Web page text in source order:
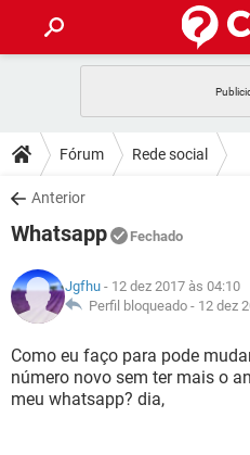
CELULAR
OUTLOOK
INSTAGRAM
GUIA DE COMPRAS
DICAS
JOGOS
INSTAGRAM
GUIA DE COMPRAS
DOWNLOADS
JOGOS
CELULAR
OUTLOOK
INSTAGRAM
GUIA DE COMPRAS
JOGOS
CELULAR
OUTLOOK
INSTAGRAM
GLOSSÁRIO
CELULAR
Fórum Rede social
Anterior
Whatsapp Fechado
Jgfhu - 12 dez 2017 às 04:10
Perfil bloqueado - 12 dez
Como eu faço para pode
número novo sem ter mais o
meu whatsapp? dia,